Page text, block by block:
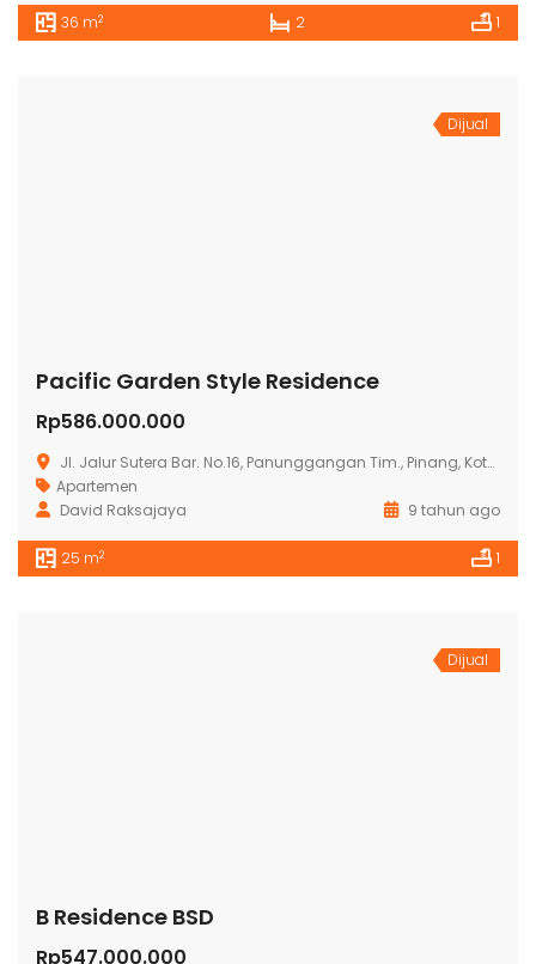
36 m2 2 1
Dijual
Pacific Garden Style Residence
Rp586.000.000
Jl. Jalur Sutera Bar. No.16, Panunggangan Tim., Pinang, Kota Tangerang, Banten 15143
Apartemen
David Raksajaya
9 tahun ago
25 m2 1
Dijual
B Residence BSD
Rp547.000.000